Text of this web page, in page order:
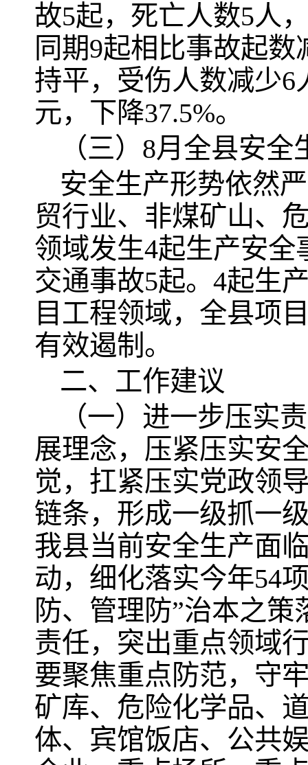
故5起，死亡人数5人
同期9起相比事故起
持平，受伤人数减少6
元，下降37.5%。
（三）8月全县安
安全生产形势依然
贸行业、非煤矿山、
领域发生4起生产安
交通事故5起。4起生
目工程领域，全县项
有效遏制。
二、工作建议
（一）进一步压实
展理念，压紧压实安
觉，扛紧压实党政领
链条，形成一级抓一
我县当前安全生产面
动，细化落实今年54
防、管理防”治本之
责任，突出重点领域
要聚焦重点防范，守
矿库、危险化学品、
体、宾馆饭店、公共